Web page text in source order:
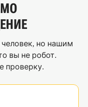
но нашим
вы не робот.
проверку.